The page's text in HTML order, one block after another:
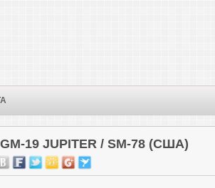
19 JUPITER / SM-78 (США)